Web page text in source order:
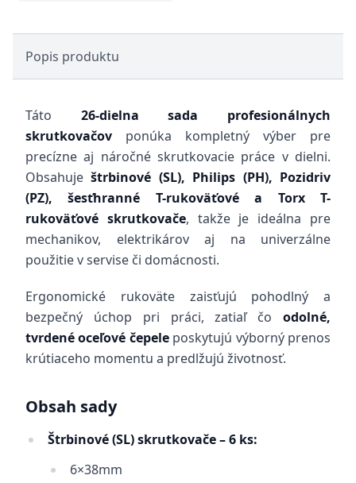
Popis produktu
Táto 26-dielna sada profesionálnych
skrutkovačov ponúka kompletný výber pre
precízne aj náročné skrutkovacie práce v dielni.
Obsahuještrbinové (SL), Philips (PH), Pozidriv
(PZ), šesťhranné T-rukoväťové a Torx T-
rukoväťové skrutkovače, takže je ideálna pre
mechanikov, elektrikárov aj na univerzálne
použitie v servise či domácnosti.
Ergonomické rukoväte zaisťujú pohodlný a
bezpečný úchop pri práci, zatiaľ čo odolné,
tvrdené oceľové čepeleposkytujú výborný prenos
krútiaceho momentu a predlžujú životnosť.
Obsah sady
Štrbinové (SL) skrutkovače – 6 ks:
6×38mm